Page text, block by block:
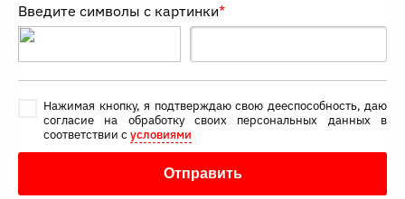
Введите символы с картинки*
Нажимая кнопку, я подтверждаю свою дееспособность, даю
согласие на обработку своих персональных данных в
соответствии с условиями